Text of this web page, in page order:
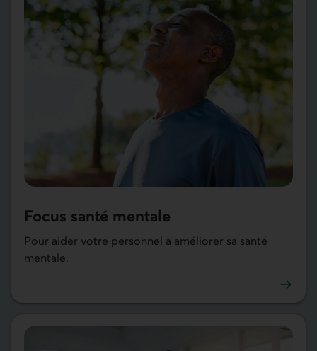
Focus santé mentale
Pour aider votre personnel à améliorer sa santé
mentale.